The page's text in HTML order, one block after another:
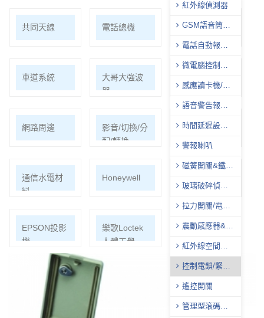
紅外線偵測器
GSM語音簡訊
電話自動報警
微電腦控制主
感應讀卡機/數
語音警告報知
時間延遲設定
警報喇叭
磁簧開關&鐵捲
玻璃破碎偵測
拉力開關/電源
震動感應器&電
紅外線空間偵
測器(PIR)
控制電鎖/緊急
押扣開關
遙控開關
管理型滾碼遙
共同天線 電話總機 廣播音響
車道系統
大哥大強波
器
網路周邊
影音/切換/分
配/轉換
機櫃
通信水電材
料
Honeywell
光合電子樹
EPSON投影
機
樂歌Loctek
人體工學